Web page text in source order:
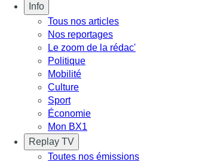
Info
Tous nos articles
Nos reportages
Le zoom de la rédac'
Politique
Mobilité
Culture
Sport
Économie
Mon BX1
Replay TV
Toutes nos émissions